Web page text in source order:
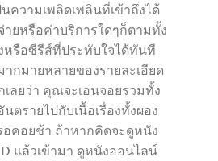
ความเพลิดเพลินที่เข้าถึงได้
ายหรือค่าบริการใดๆก็ตามทั้ง
หรือซีรีส์ที่ประทับใจได้ทันที
กมายหลายของรายละเอียด
ลยว่า คุณจะเอนจอยรวมทั้ง
ตรายไปกับเนื้อเรื่องทั้งผอง
อคอยช้า ถ้าหากคิดจะดูหนัง
แล้วเข้ามา ดูหนังออนไลน์